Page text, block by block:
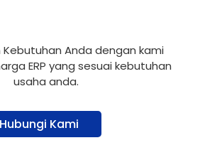
Kebutuhan Anda dengan kami
ERP yang sesuai kebutuhan
usaha anda.
Hubungi Kami